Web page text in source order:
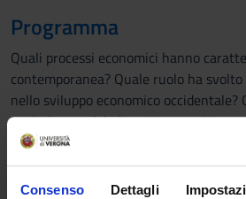
Consenso Dettagli
Programma
Quali processi economici hanno
contemporanea? Quale ruolo ha
nello sviluppo economico
capitalismo, globalizzazione e crisi
Il corso cercherà di rispondere a
analizzando i temi principali della
contemporanea, con particolare